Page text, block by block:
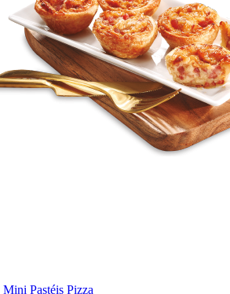
Mini Pastéis Pizza